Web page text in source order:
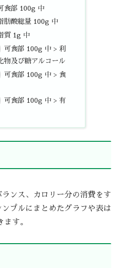
食部 100g 中
肪酸総量 100g 中
質 1g 中
可食部 100g 中 > 利
物及び糖アルコール
可食部 100g 中 > 食
可食部 100g 中 > 有
ンス、カロリー分の消費をす
プルにまとめたグラフや表は
ます。